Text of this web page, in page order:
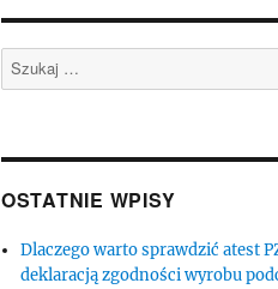
Szukaj:
OSTATNIE WPISY
Dlaczego warto sprawdzić atest
deklaracją zgodności wyrobu